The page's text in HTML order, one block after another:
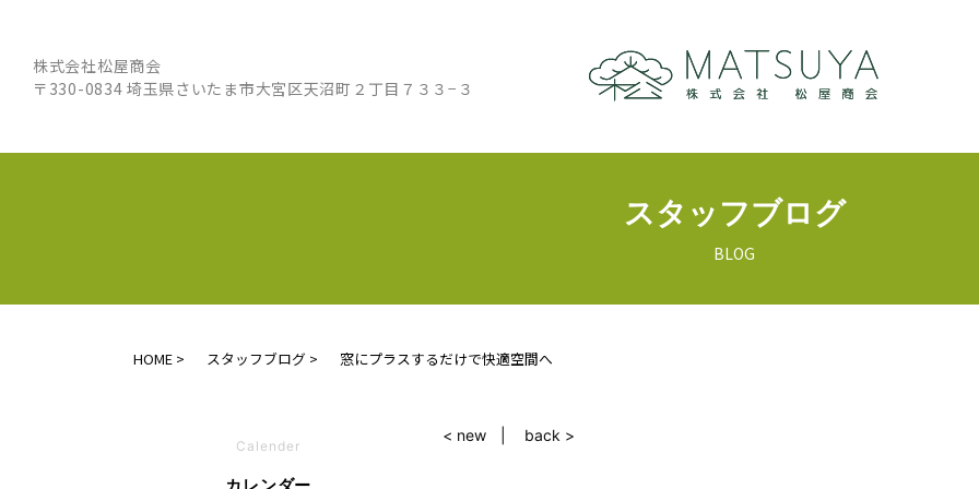
株式会社松屋商会
〒330-0834 埼玉県さいたま市大宮区天沼町２丁目７３３−３
スタッフブログ
BLOG
HOME スタッフブログ 窓にプラスするだけで快適空間へ
< new back >
Calender